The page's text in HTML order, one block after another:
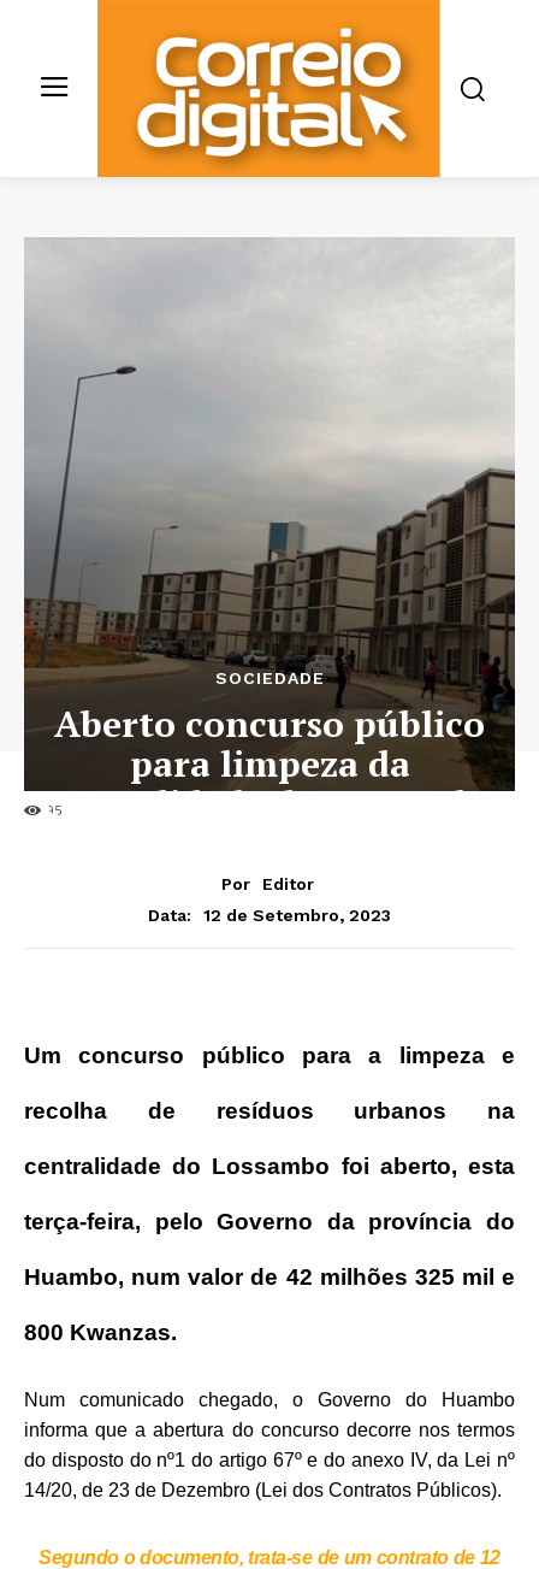
95
SOCIEDADE
Aberto concurso público
para limpeza da
centralidade do Lossambo
Por
Editor
Data:
12 de Setembro, 2023
Um concurso público para a limpeza e
recolha de resíduos urbanos na
centralidade do Lossambo foi aberto, esta
terça-feira, pelo Governo da província do
Huambo, num valor de 42 milhões 325 mil e
800 Kwanzas.
Num comunicado chegado, o Governo do Huambo
informa que a abertura do concurso decorre nos termos
do disposto do nº1 do artigo 67º e do anexo IV, da Lei nº
14/20, de 23 de Dezembro (Lei dos Contratos Públicos).
Segundo o documento, trata-se de um contrato de 12